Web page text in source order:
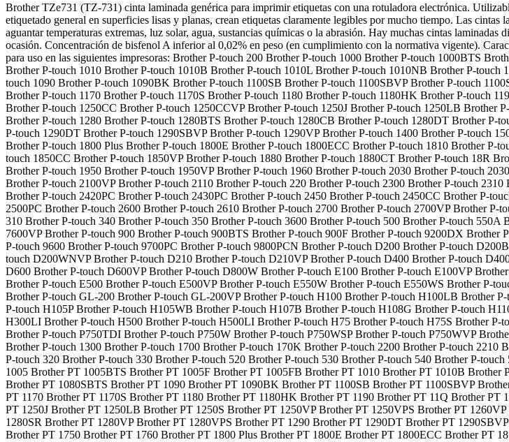
Brother TZe731 (TZ-731) cinta laminada genérica para imprimir etiquetas con una rotuladora electrónica.
etiquetado general en superficies lisas y planas, crean etiquetas claramente legibles por mucho tiempo. Las
aguantar temperaturas extremas, luz solar, agua, sustancias químicas o la abrasión. Hay muchas cintas
ocasión. Concentración de bisfenol A inferior al 0,02% en peso (en cumplimiento con la normativa vigente).
para uso en las siguientes impresoras: Brother P-touch 200 Brother P-touch 1000 Brother P-touch 1000BTS
Brother P-touch 1010 Brother P-touch 1010B Brother P-touch 1010L Brother P-touch 1010NB Brother P-
touch 1090 Brother P-touch 1090BK Brother P-touch 1100SB Brother P-touch 1100SBVP Brother P-touch
Brother P-touch 1170 Brother P-touch 1170S Brother P-touch 1180 Brother P-touch 1180HK Brother P-touch
Brother P-touch 1250CC Brother P-touch 1250CCVP Brother P-touch 1250J Brother P-touch 1250LB Brother
Brother P-touch 1280 Brother P-touch 1280BTS Brother P-touch 1280CB Brother P-touch 1280DT Brother P-
P-touch 1290DT Brother P-touch 1290SBVP Brother P-touch 1290VP Brother P-touch 1400 Brother P-touch
Brother P-touch 1800 Plus Brother P-touch 1800E Brother P-touch 1800ECC Brother P-touch 1810 Brother
touch 1850CC Brother P-touch 1850VP Brother P-touch 1880 Brother P-touch 1880CT Brother P-touch 18R
Brother P-touch 1950 Brother P-touch 1950VP Brother P-touch 1960 Brother P-touch 2030 Brother P-touch
Brother P-touch 2100VP Brother P-touch 2110 Brother P-touch 220 Brother P-touch 2300 Brother P-touch
Brother P-touch 2420PC Brother P-touch 2430PC Brother P-touch 2450 Brother P-touch 2450CC Brother P-
2500PC Brother P-touch 2600 Brother P-touch 2610 Brother P-touch 2700 Brother P-touch 2700VP Brother
310 Brother P-touch 340 Brother P-touch 350 Brother P-touch 3600 Brother P-touch 500 Brother P-touch
7600VP Brother P-touch 900 Brother P-touch 900BTS Brother P-touch 900F Brother P-touch 9200DX
P-touch 9600 Brother P-touch 9700PC Brother P-touch 9800PCN Brother P-touch D200 Brother P-touch
touch D200WNVP Brother P-touch D210 Brother P-touch D210VP Brother P-touch D400 Brother P-touch
D600 Brother P-touch D600VP Brother P-touch D800W Brother P-touch E100 Brother P-touch E100VP
Brother P-touch E500 Brother P-touch E500VP Brother P-touch E550W Brother P-touch E550WS Brother P-
Brother P-touch GL-200 Brother P-touch GL-200VP Brother P-touch H100 Brother P-touch H100LB Brother
P-touch H105P Brother P-touch H105WB Brother P-touch H107B Brother P-touch H108G Brother P-touch
H300LI Brother P-touch H500 Brother P-touch H500LI Brother P-touch H75 Brother P-touch H75S Brother
Brother P-touch P750TDI Brother P-touch P750W Brother P-touch P750WSP Brother P-touch P750WVP
Brother P-touch 1300 Brother P-touch 1700 Brother P-touch 170K Brother P-touch 2200 Brother P-touch
P-touch 320 Brother P-touch 330 Brother P-touch 520 Brother P-touch 530 Brother P-touch 540 Brother P-
1005 Brother PT 1005BTS Brother PT 1005F Brother PT 1005FB Brother PT 1010 Brother PT 1010B
Brother PT 1080SBTS Brother PT 1090 Brother PT 1090BK Brother PT 1100SB Brother PT 1100SBVP
PT 1170 Brother PT 1170S Brother PT 1180 Brother PT 1180HK Brother PT 1190 Brother PT 11Q Brother
PT 1250J Brother PT 1250LB Brother PT 1250S Brother PT 1250VP Brother PT 1250VPS Brother PT
1280SR Brother PT 1280VP Brother PT 1280VPS Brother PT 1290 Brother PT 1290DT Brother PT
Brother PT 1750 Brother PT 1760 Brother PT 1800 Plus Brother PT 1800E Brother PT 1800ECC Brother PT